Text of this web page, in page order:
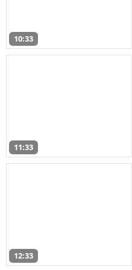
10:33
11:33
12:33